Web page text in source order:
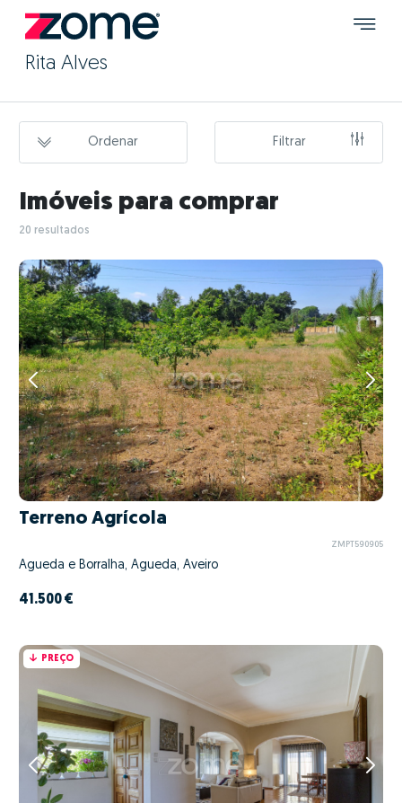
Rita Alves
Ordenar Filtrar
Imóveis para comprar
20 resultados
Terreno Agrícola
ZMPT590905
Águeda e Borralha, Águeda, Aveiro
41.500 €
PREÇO